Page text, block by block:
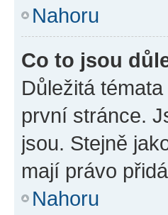
Nahoru
Co to jsou
Důležitá
první stránce.
jsou. Stejně
mají právo
Nahoru